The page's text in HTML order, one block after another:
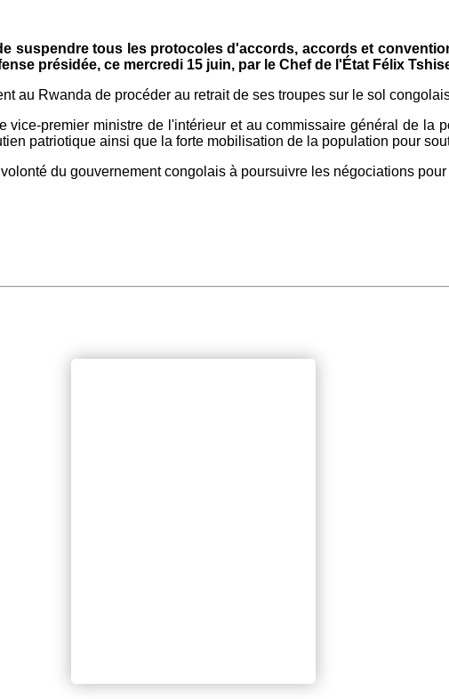
suspendre tous les protocoles d'accords, accords et
présidée, ce mercredi 15 juin, par le Chef de l'État Félix
au Rwanda de procéder au retrait de ses troupes sur le sol
vice-premier ministre de l'intérieur et au commissaire général de la
patriotique ainsi que la forte mobilisation de la population pour
du gouvernement congolais à poursuivre les négociations